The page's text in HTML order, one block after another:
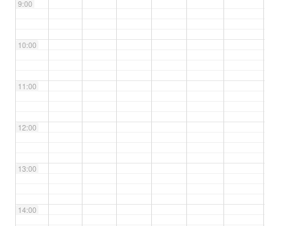
9:00
10:00
11:00
12:00
13:00
14:00